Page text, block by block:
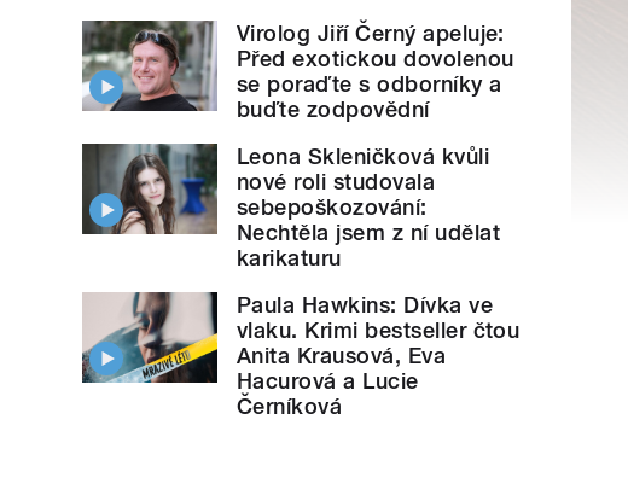
Virolog Jiří Černý apeluje:
Před exotickou dovolenou
se poraďte s odborníky a
buďte zodpovědní
Leona Skleničková kvůli
nové roli studovala
sebepoškozování:
Nechtěla jsem z ní udělat
karikaturu
Paula Hawkins: Dívka ve
vlaku. Krimi bestseller čtou
Anita Krausová, Eva
Hacurová a Lucie
Černíková